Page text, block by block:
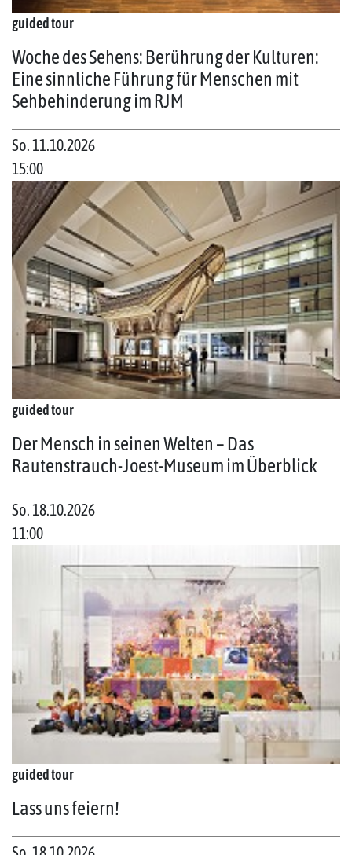
guided tour
Woche des Sehens: Berührung der Kulturen:
Eine sinnliche Führung für Menschen mit
Sehbehinderung im RJM
So. 11.10.2026
15:00
guided tour
Der Mensch in seinen Welten – Das
Rautenstrauch-Joest-Museum im Überblick
So. 18.10.2026
11:00
guided tour
Lass uns feiern!